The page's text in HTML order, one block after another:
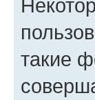
такие